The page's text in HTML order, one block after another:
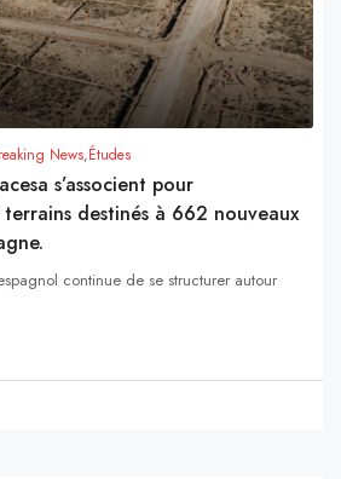
News,Études
s’associent pour
destinés à 662 nouveaux
continue de se structurer autour